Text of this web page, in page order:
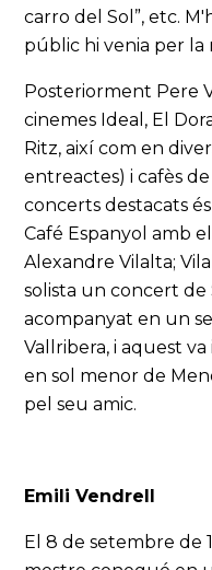
carro del Sol”, etc.
públic hi venia per la
Posteriorment Pere
cinemes Ideal, El
Ritz, així com en
entreactes) i cafès
concerts destacats
Café Espanyol amb
Alexandre Vilalta;
solista un concert de
acompanyat en un
Vallribera, i aquest
en sol menor de
pel seu amic.
Emili Vendrell
El 8 de setembre de